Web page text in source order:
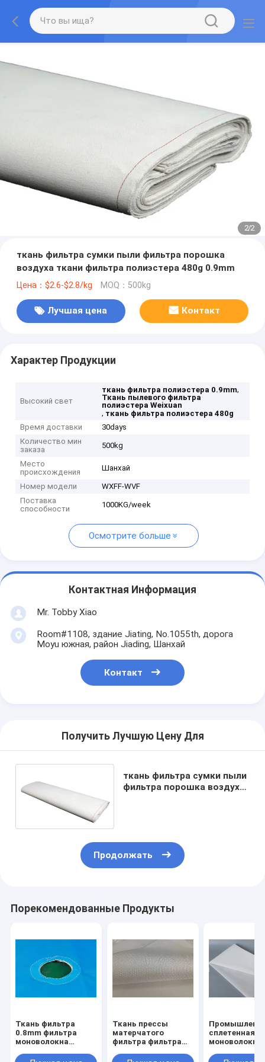
2/2
ткань фильтра сумки пыли фильтра порошка
воздуха ткани фильтра полиэстера 480g 0.9mm
Цена：$2.6-$2.8/kg MOQ：500kg
Лучшая цена Контакт
Характер Продукции
Высокий свет
ткань фильтра полиэстера 0.9mm,
Ткань пылевого фильтра
полиэстера Weixuan
, ткань фильтра полиэстера 480g
Время доставки
30days
Количество мин
заказа
500kg
Место
происхождения
Шанхай
Номер модели
WXFF-WVF
Поставка
способности
1000KG/week
Осмотрите больше
Контактная Информация
Mr. Tobby Xiao
Room#1108, здание Jiating, No.1055th, дорога
Moyu южная, район Jiading, Шанхай
Контакт
Получить Лучшую Цену Для
ткань фильтра сумки пыли
фильтра порошка воздуха
Продолжать
Порекомендованные Продукты
Ткань фильтра
0.8mm фильтра
моноволокна
Dewatering
Ткань прессы
матерчатого
фильтра фильтра
стиркой 30 до 100
сплетенная
полиэстера